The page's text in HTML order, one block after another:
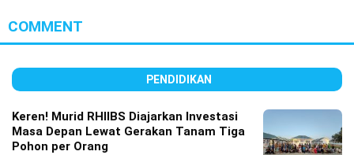
COMMENT
PENDIDIKAN
Keren! Murid RHIIBS Diajarkan Investasi
Masa Depan Lewat Gerakan Tanam Tiga
Pohon per Orang